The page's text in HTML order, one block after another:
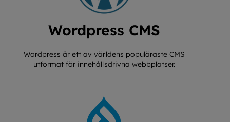
Wordpress CMS
Wordpress är ett av världens populäraste CMS
utformat för innehållsdrivna webbplatser.